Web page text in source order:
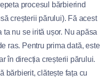
procesul bărbierind
creșterii părului). Fă acest
ta nu se irită ușor. Nu apăsa
ras. Pentru prima dată, este
în direcția creșterii părului.
bărbierit, clătește fața cu